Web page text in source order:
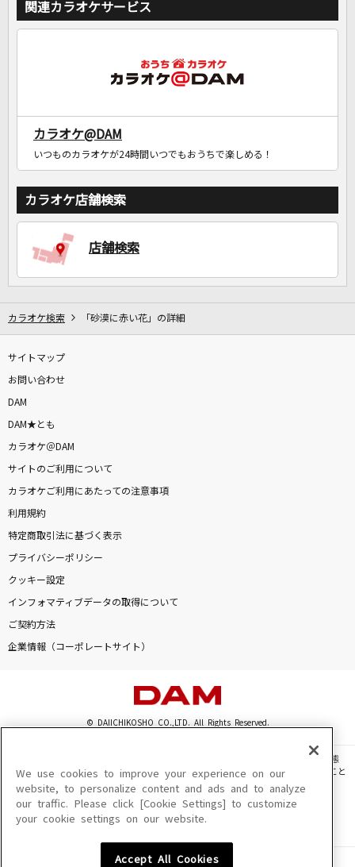
関連カラオケサービス
カラオケ@DAM
いつものカラオケが24時間いつでもおうちで楽しめる！
カラオケ店舗検索
店舗検索
カラオケ検索 「砂漠に赤い花」の詳細
サイトマップ
お問い合わせ
DAM
DAM★とも
カラオケ＠DAM
サイトのご利用について
カラオケご利用にあたっての注意事項
利用規約
特定商取引法に基づく表示
プライバシーポリシー
クッキー設定
インフォマティブデータの取得について
ご契約方法
企業情報（コーポレートサイト）
© DAIICHIKOSHO CO.,LTD. All Rights Reserved.
このサイトに掲載されている一切の文章・画像・写真・動画・音声等を、手段や形態
を問わず、著作権法の定める範囲を超えて無断で複製、転載、ファイル化などすること
を禁じます。
楽曲及びコンテンツは、機種によりご利用いただけない場合があります。
楽曲及びコンテンツの配信日、配信内容が変更になる場合があります。
We use cookies to improve your experience on our
website, to personalize content and ads and to analyze
our traffic. Please click [Cookie Settings] to customize
your cookie settings on our website.
Accept All Cookies